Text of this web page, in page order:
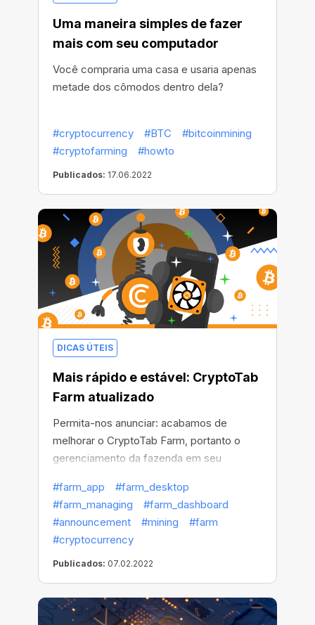
Uma maneira simples de fazer
mais com seu computador
Você compraria uma casa e usaria apenas
metade dos cômodos dentro dela?
#cryptocurrency #BTC
#bitcoinmining
#cryptofarming
#howto
Publicados: 17.06.2022
DICAS ÚTEIS
Mais rápido e estável: CryptoTab
Farm atualizado
Permita-nos anunciar: acabamos de
melhorar o CryptoTab Farm, portanto o
gerenciamento da fazenda em seu
conveniente e mais intuitivo.
#farm_app
#farm_desktop
#farm_managing
#farm_dashboard
#announcement
#mining
#farm
#cryptocurrency
Publicados: 07.02.2022